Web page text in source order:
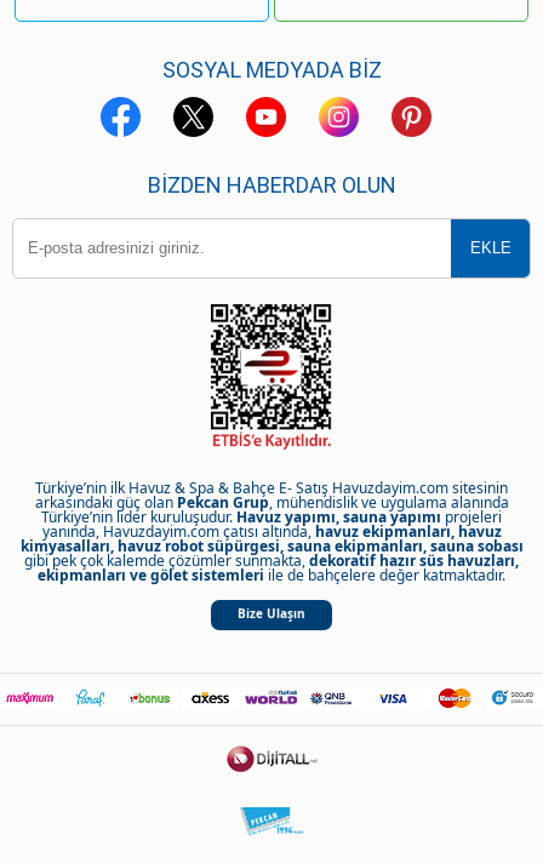
SOSYAL MEDYADA BİZ
BIZDEN HABERDAR OLUN
Türkiye’nin ilk Havuz & Spa & Bahçe E- Satış Havuzdayim.com sitesinin
arkasındaki güç olan Pekcan Grup, mühendislik ve uygulama alanında
Türkiye’nin lider kuruluşudur. Havuz yapımı, sauna yapımı projeleri
yanında, Havuzdayim.com çatısı altında, havuz ekipmanları, havuz
kimyasalları, havuz robot süpürgesi, sauna ekipmanları, sauna sobası
gibi pek çok kalemde çözümler sunmakta,dekoratif hazır süs havuzları,
ekipmanları ve gölet sistemleri ile de bahçelere değer katmaktadır.
Bize Ulaşın